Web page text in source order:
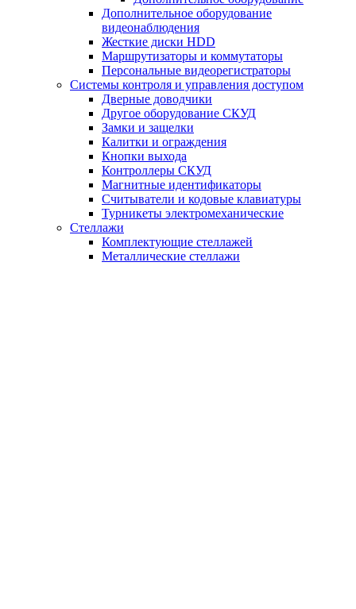
Дополнительное оборудование
видеонаблюдения
Жесткие диски HDD
Маршрутизаторы и коммутаторы
Персональные видеорегистраторы
Системы контроля и управления доступом
Дверные доводчики
Другое оборудование СКУД
Замки и защелки
Калитки и ограждения
Кнопки выхода
Контроллеры СКУД
Магнитные идентификаторы
Считыватели и кодовые клавиатуры
Турникеты электромеханические
Стеллажи
Комплектующие стеллажей
Металлические стеллажи